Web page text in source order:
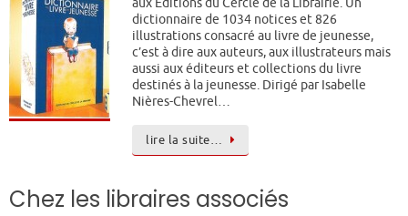
dictionnaire de 1034 notices et 826
illustrations consacré au livre de jeunesse,
c’est à dire aux auteurs, aux illustrateurs mais
aussi aux éditeurs et collections du livre
destinés à la jeunesse. Dirigé par Isabelle
Nières-Chevrel…
lire la suite…
Chez les libraires associés